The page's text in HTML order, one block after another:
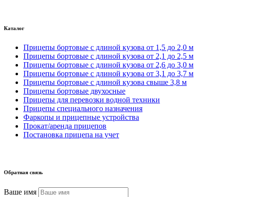
Каталог
Прицепы бортовые с длиной кузова от 1,5 до 2,0 м
Прицепы бортовые с длиной кузова от 2,1 до 2,5 м
Прицепы бортовые с длиной кузова от 2,6 до 3,0 м
Прицепы бортовые с длиной кузова от 3,1 до 3,7 м
Прицепы бортовые с длиной кузова свыше 3,8 м
Прицепы бортовые двухосные
Прицепы для перевозки водной техники
Прицепы специального назначения
Фаркопы и прицепные устройства
Прокат/аренда прицепов
Постановка прицепа на учет
Обратная связь
Ваше имя